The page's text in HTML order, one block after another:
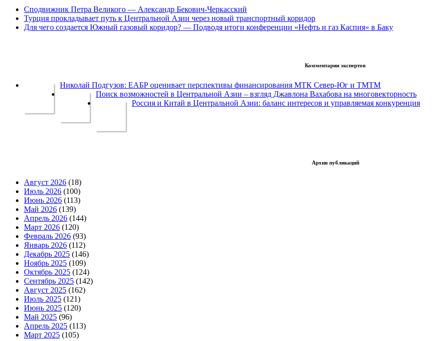
Сподвижник Петра Великого — Александр Бекович-Черкасский
Турция прокладывает путь к Центральной Азии через новый транспортный коридор
Для чего создается Южный газовый коридор? — Подводя итоги конференции «Нефть и газ Каспия» в Баку
Комментарии экспертов
Николай Подгузов: ЕАБР оценивает перспективы финансирования МТК Север-Юг и ТМТМ
Поиск возможностей в Центральной Азии – взгляд Джавлона Вахабова на многовекторность
Россия и Китай в Центральной Азии: баланс интересов и управляемая конкуренция
Архив публикаций
Август 2026 (18)
Июль 2026 (100)
Июнь 2026 (113)
Май 2026 (139)
Апрель 2026 (144)
Март 2026 (120)
Февраль 2026 (93)
Январь 2026 (112)
Декабрь 2025 (146)
Ноябрь 2025 (109)
Октябрь 2025 (124)
Сентябрь 2025 (142)
Август 2025 (162)
Июль 2025 (121)
Июнь 2025 (120)
Май 2025 (96)
Апрель 2025 (113)
Март 2025 (105)